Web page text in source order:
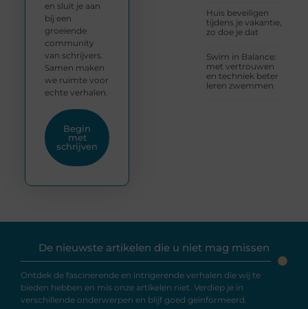
Huis beveiligen
tijdens je vakantie,
zo doe je dat
Swim in Balance:
met vertrouwen
en techniek beter
leren zwemmen
en sluit je aan
bij een
groeiende
community
van schrijvers.
Samen maken
we ruimte voor
echte verhalen.
Begin
met
schrijven
De nieuwste artikelen die u niet mag missen
Ontdek de fascinerende en intrigerende verhalen die wij te
bieden hebben en mis onze artikelen niet. Verdiep je in
verschillende onderwerpen en blijf goed geïnformeerd.